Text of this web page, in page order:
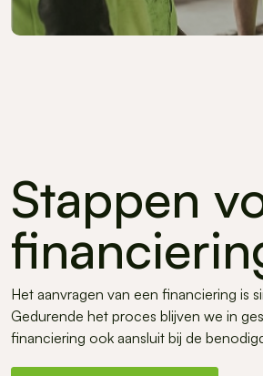
Wind- of
Stappen
Het aanvragen van een financiering is
Gedurende het proces blijven we in
financiering ook aansluit bij de